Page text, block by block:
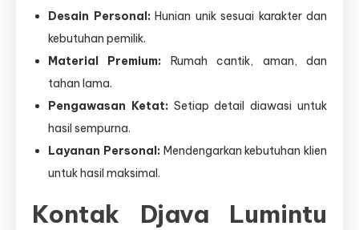
Desain Personal: Hunian unik sesuai karakter dan
kebutuhan pemilik.
Material Premium: Rumah cantik, aman, dan
tahan lama.
Pengawasan Ketat: Setiap detail diawasi untuk
hasil sempurna.
Layanan Personal: Mendengarkan kebutuhan klien
untuk hasil maksimal.
Kontak Djava Lumintu